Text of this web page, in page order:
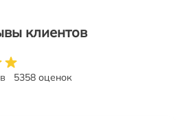
клиентов
5358 оценок